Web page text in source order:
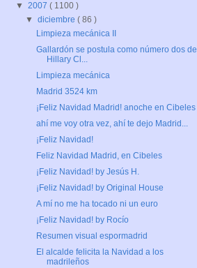
▼ 2007 ( 1100 )
▼diciembre( 86 )
Limpieza mecánica II
Gallardón se postula como número dos de
Hillary Cl...
Limpieza mecánica
Madrid 3524 km
¡Feliz Navidad Madrid! anoche en Cibeles
ahí me voy otra vez, ahí te dejo Madrid...
¡Feliz Navidad!
Feliz Navidad Madrid, en Cibeles
¡Feliz Navidad! by Jesús H.
¡Feliz Navidad! by Original House
A mí no me ha tocado ni un euro
¡Feliz Navidad! by Rocío
Resumen visual espormadrid
El alcalde felicita la Navidad a los
madrileños